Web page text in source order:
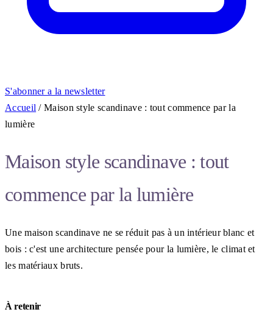
S'abonner a la newsletter
Accueil / Maison style scandinave : tout commence par la
lumière
Maison style scandinave : tout
commence par la lumière
Une maison scandinave ne se réduit pas à un intérieur blanc et
bois : c'est une architecture pensée pour la lumière, le climat et
les matériaux bruts.
À retenir